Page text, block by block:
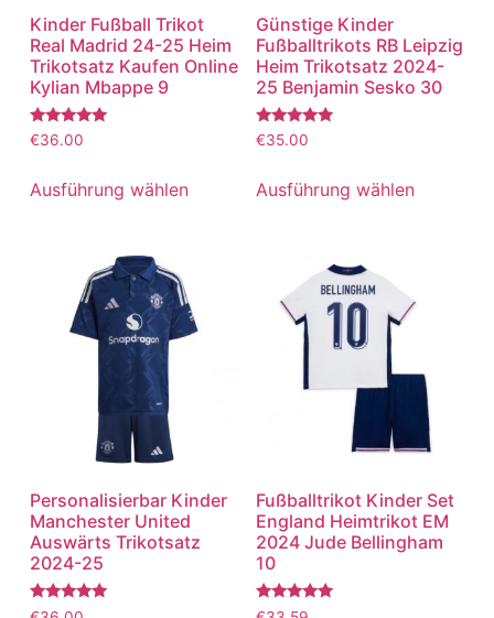
Kinder Fußball Trikot
Real Madrid 24-25 Heim
Trikotsatz Kaufen Online
Kylian Mbappe 9
Bewertet
mit
von 5
€36.00
Ausführung wählen
Günstige Kinder
Fußballtrikots RB Leipzig
Heim Trikotsatz 2024-
25 Benjamin Sesko 30
Bewertet
mit
von 5
€35.00
Ausführung wählen
Personalisierbar Kinder
Manchester United
Auswärts Trikotsatz
2024-25
Bewertet
Fußballtrikot Kinder Set
England Heimtrikot EM
2024 Jude Bellingham
10
Bewertet